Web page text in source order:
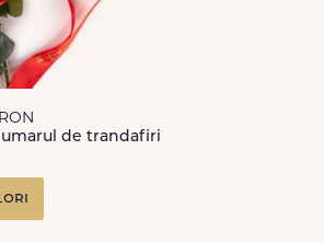
de trandafiri